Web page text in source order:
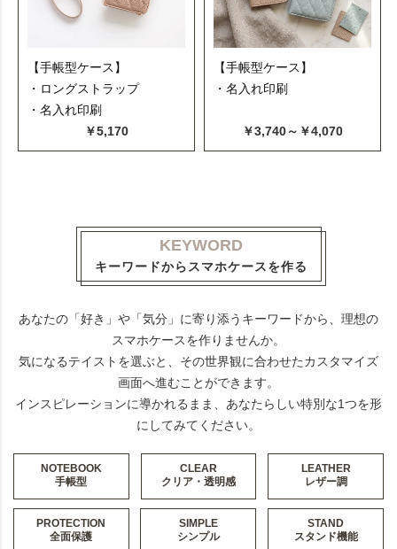
【手帳型ケース】
・ロングストラップ
・名入れ印刷
￥5,170
【手帳型ケース】
・名入れ印刷
￥3,740～￥4,070
KEYWORD
キーワードからスマホケースを作る
あなたの「好き」や「気分」に寄り添うキーワードから、理想の
スマホケースを作りませんか。
気になるテイストを選ぶと、その世界観に合わせたカスタマイズ
画面へ進むことができます。
インスピレーションに導かれるまま、あなたらしい特別な1つを形
にしてみてください。
NOTEBOOK
手帳型
CLEAR
クリア・透明感
LEATHER
レザー調
PROTECTION
全面保護
SIMPLE
シンプル
STAND
スタンド機能